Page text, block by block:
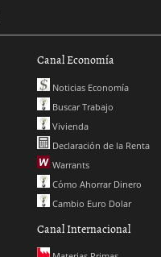
Canal Economía
Noticias Economía
Buscar Trabajo
Vivienda
Declaración de la Renta
Warrants
Cómo Ahorrar Dinero
Cambio Euro Dolar
Canal Internacional